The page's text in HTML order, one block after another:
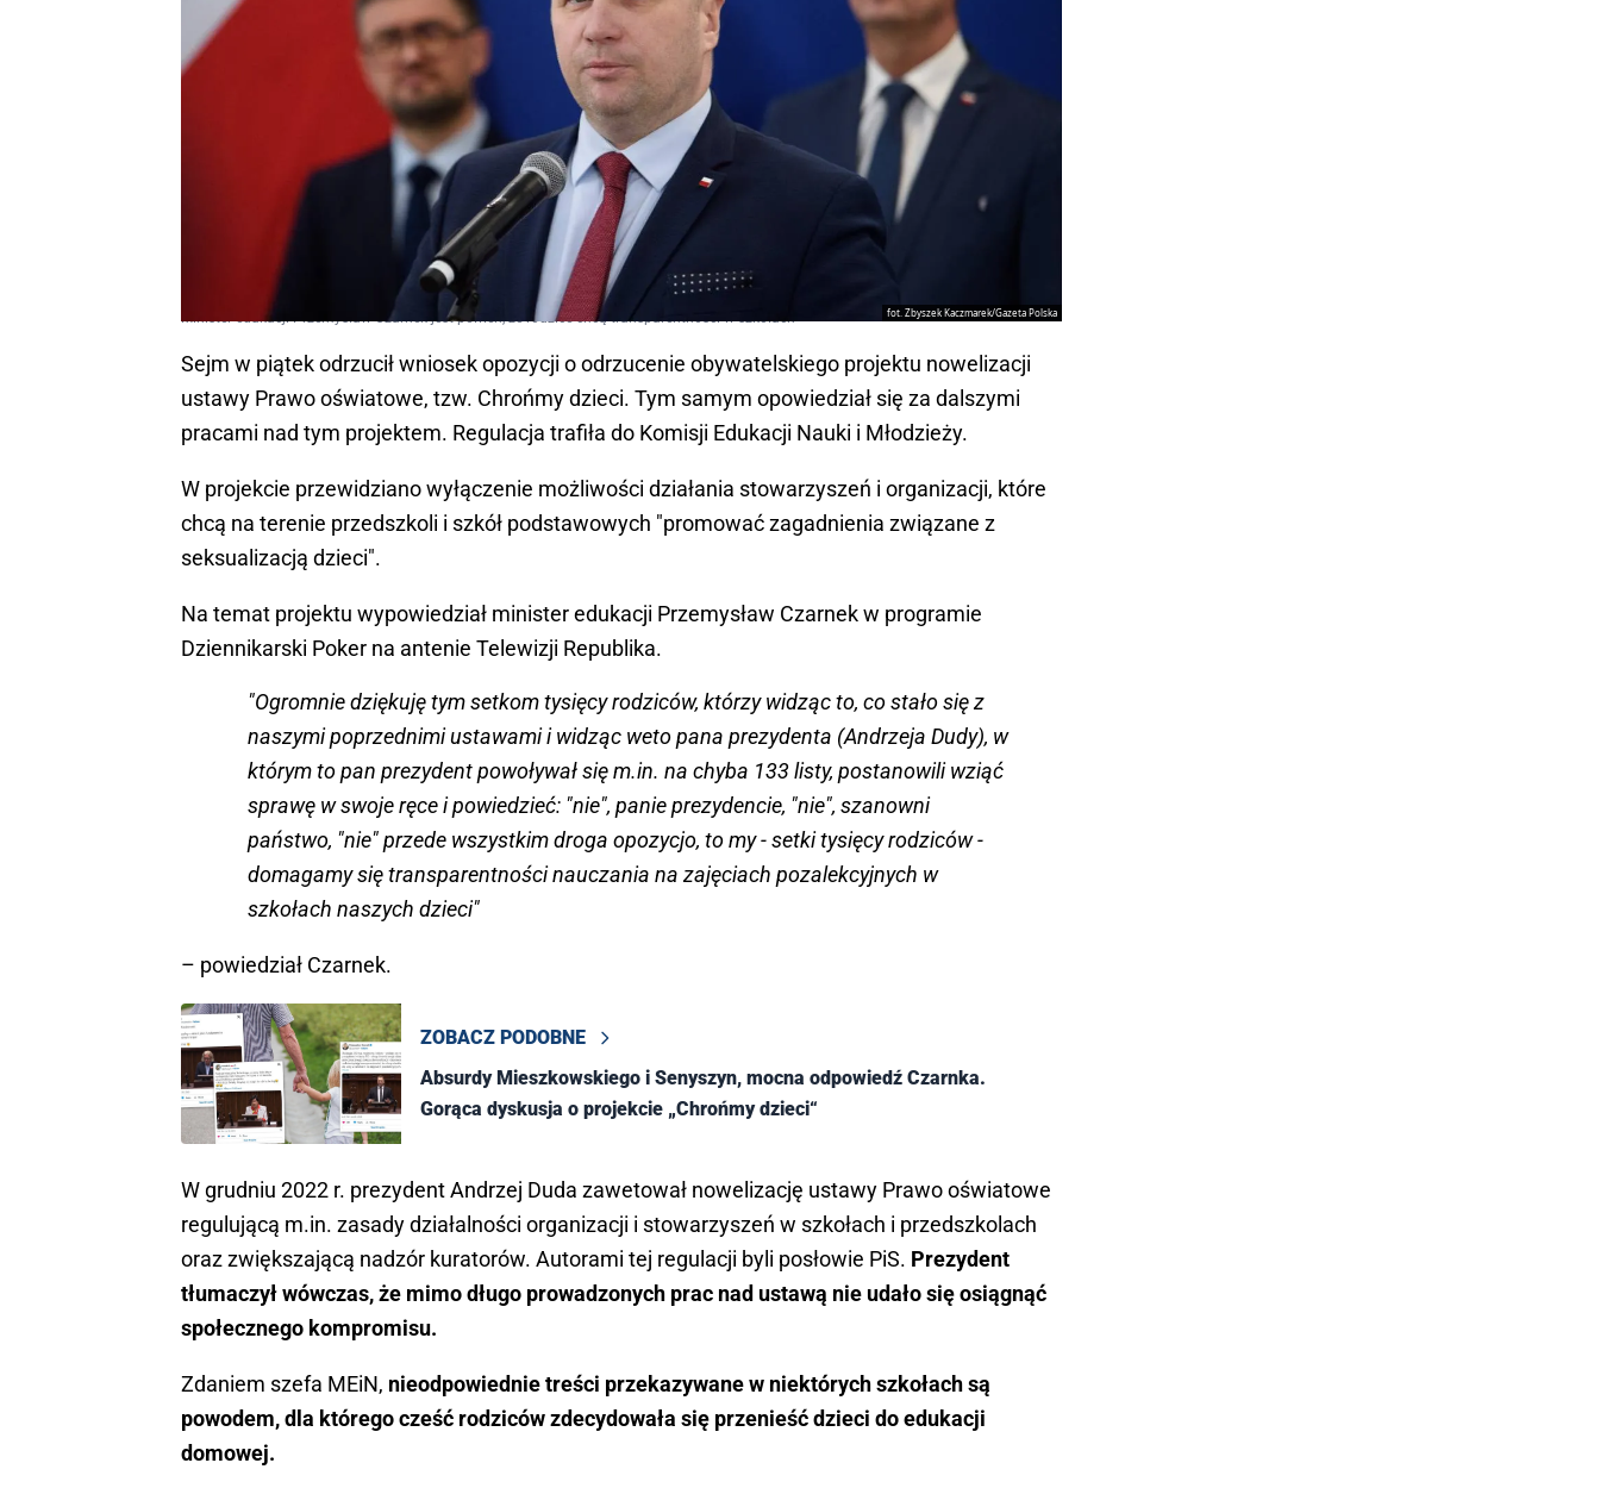
fot. Zbyszek Kaczmarek/Gazeta Polska
Minister edukacji Przemysław Czarnek jest pewien, że rodzice chcą transparentności w szkołach
Sejm w piątek odrzucił wniosek opozycji o odrzucenie obywatelskiego projektu nowelizacji
ustawy Prawo oświatowe, tzw. Chrońmy dzieci. Tym samym opowiedział się za dalszymi
pracami nad tym projektem. Regulacja trafiła do Komisji Edukacji Nauki i Młodzieży.
W projekcie przewidziano wyłączenie możliwości działania stowarzyszeń i organizacji, które
chcą na terenie przedszkoli i szkół podstawowych "promować zagadnienia związane z
seksualizacją dzieci".
Na temat projektu wypowiedział minister edukacji Przemysław Czarnek w programie
Dziennikarski Poker na antenie Telewizji Republika.
"Ogromnie dziękuję tym setkom tysięcy rodziców, którzy widząc to, co stało się z
naszymi poprzednimi ustawami i widząc weto pana prezydenta (Andrzeja Dudy), w
którym to pan prezydent powoływał się m.in. na chyba 133 listy, postanowili wziąć
sprawę w swoje ręce i powiedzieć: "nie", panie prezydencie, "nie", szanowni
państwo, "nie" przede wszystkim droga opozycjo, to my - setki tysięcy rodziców -
domagamy się transparentności nauczania na zajęciach pozalekcyjnych w
szkołach naszych dzieci"
– powiedział Czarnek.
ZOBACZ PODOBNE
Absurdy Mieszkowskiego i Senyszyn, mocna odpowiedź Czarnka.
Gorąca dyskusja o projekcie „Chrońmy dzieci“
W grudniu 2022 r. prezydent Andrzej Duda zawetował nowelizację ustawy Prawo oświatowe
regulującą m.in. zasady działalności organizacji i stowarzyszeń w szkołach i przedszkolach
oraz zwiększającą nadzór kuratorów. Autorami tej regulacji byli posłowie PiS. Prezydent
tłumaczył wówczas, że mimo długo prowadzonych prac nad ustawą nie udało się osiągnąć
społecznego kompromisu.
Zdaniem szefa MEiN, nieodpowiednie treści przekazywane w niektórych szkołach są
powodem, dla którego cześć rodziców zdecydowała się przenieść dzieci do edukacji
domowej.